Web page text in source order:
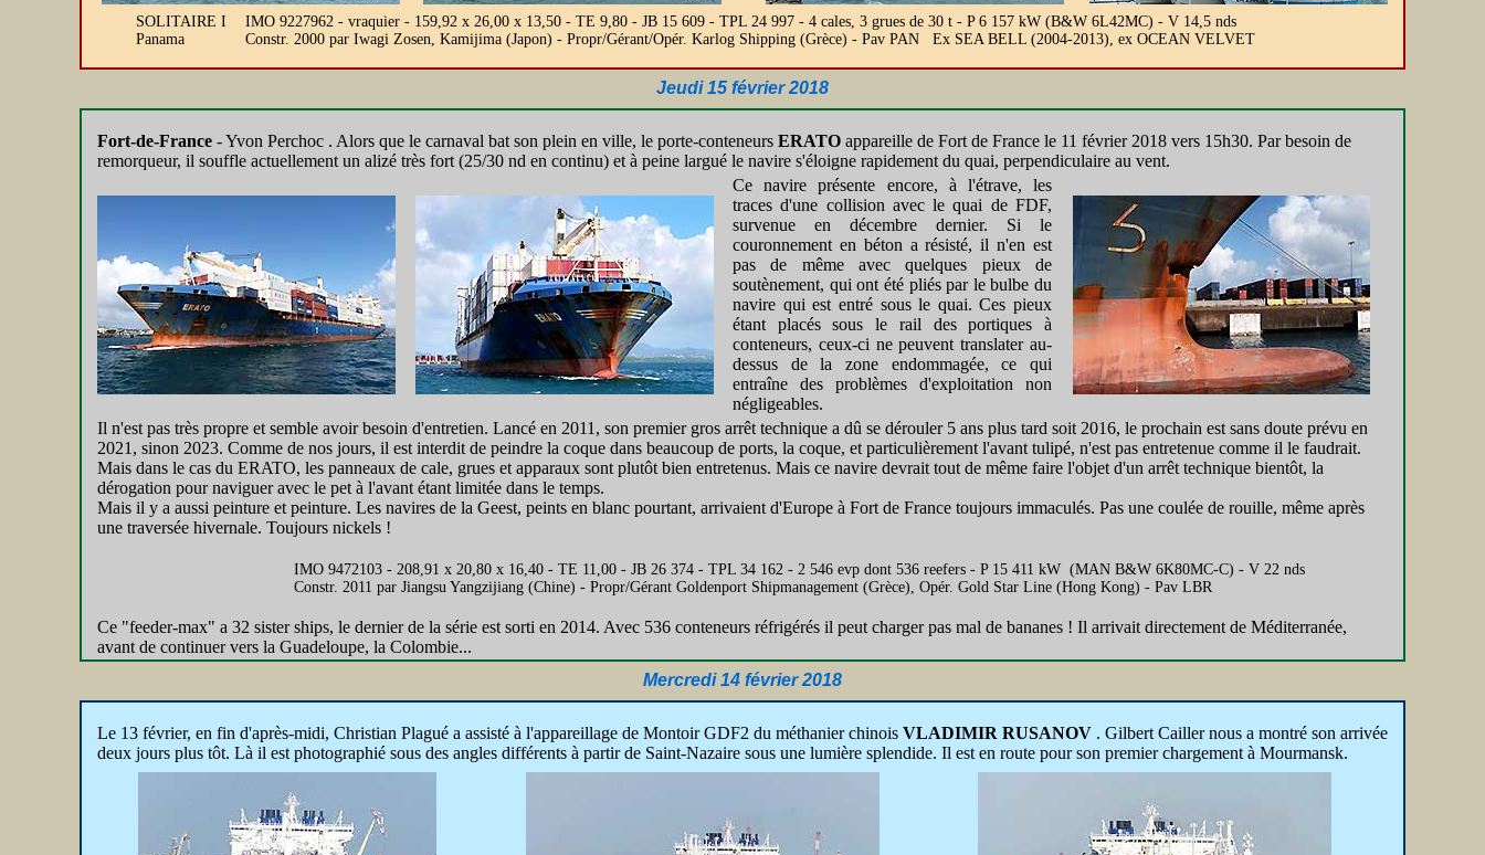
SOLITAIRE I
Panama
IMO 9227962 - vraquier - 159,92 x 26,00 x 13,50 - TE 9,80 - JB 15 609 - TPL 24 997 - 4 cales, 3 grues de 30 t - P 6 157 kW (B&W 6L42MC) - V 14,5 nds
Constr. 2000 par Iwagi Zosen, Kamijima (Japon) - Propr/Gérant/Opér. Karlog Shipping (Grèce) - Pav PAN Ex SEA BELL (2004-2013), ex OCEAN VELVET
Jeudi 15 février 2018
Fort-de-France - Yvon Perchoc . Alors que le carnaval bat son plein en ville, le porte-conteneurs ERATO appareille de Fort de France le 11 février 2018 vers 15h30. Par besoin de
remorqueur, il souffle actuellement un alizé très fort (25/30 nd en continu) et à peine largué le navire s'éloigne rapidement du quai, perpendiculaire au vent.
Ce navire présente encore, à l'étrave, les
traces d'une collision avec le quai de FDF,
survenue en décembre dernier. Si le
couronnement en béton a résisté, il n'en est
pas de même avec quelques pieux de
soutènement, qui ont été pliés par le bulbe du
navire qui est entré sous le quai. Ces pieux
étant placés sous le rail des portiques à
conteneurs, ceux-ci ne peuvent translater au-
dessus de la zone endommagée, ce qui
entraîne des problèmes d'exploitation non
négligeables.
Il n'est pas très propre et semble avoir besoin d'entretien. Lancé en 2011, son premier gros arrêt technique a dû se dérouler 5 ans plus tard soit 2016, le prochain est sans doute prévu en
2021, sinon 2023. Comme de nos jours, il est interdit de peindre la coque dans beaucoup de ports, la coque, et particulièrement l'avant tulipé, n'est pas entretenue comme il le faudrait.
Mais dans le cas du ERATO, les panneaux de cale, grues et apparaux sont plutôt bien entretenus. Mais ce navire devrait tout de même faire l'objet d'un arrêt technique bientôt, la
dérogation pour naviguer avec le pet à l'avant étant limitée dans le temps.
Mais il y a aussi peinture et peinture. Les navires de la Geest, peints en blanc pourtant, arrivaient d'Europe à Fort de France toujours immaculés. Pas une coulée de rouille, même après
une traversée hivernale. Toujours nickels !
IMO 9472103 - 208,91 x 20,80 x 16,40 - TE 11,00 - JB 26 374 - TPL 34 162 - 2 546 evp dont 536 reefers - P 15 411 kW (MAN B&W 6K80MC-C) - V 22 nds
Constr. 2011 par Jiangsu Yangzijiang (Chine) - Propr/Gérant Goldenport Shipmanagement (Grèce), Opér. Gold Star Line (Hong Kong) - Pav LBR
Ce "feeder-max" a 32 sister ships, le dernier de la série est sorti en 2014. Avec 536 conteneurs réfrigérés il peut charger pas mal de bananes ! Il arrivait directement de Méditerranée,
avant de continuer vers la Guadeloupe, la Colombie...
Mercredi 14 février 2018
Le 13 février, en fin d'après-midi, Christian Plagué a assisté à l'appareillage de Montoir GDF2 du méthanier chinois VLADIMIR RUSANOV . Gilbert Cailler nous a montré son arrivée
deux jours plus tôt. Là il est photographié sous des angles différents à partir de Saint-Nazaire sous une lumière splendide. Il est en route pour son premier chargement à Mourmansk.